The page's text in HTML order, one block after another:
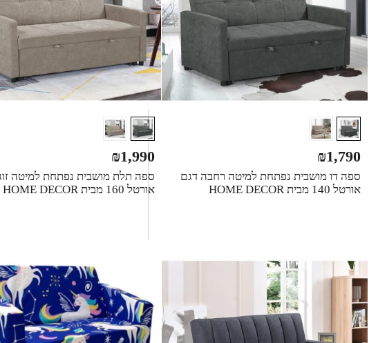
ספה דו מושבית נפתחת למיטה רחבה דגם
אורטל 140 מבית HOME DECOR
₪1,790
ספה תלת מושבית נפתחת למיטה
אורטל 160 מבית HOME DECOR
₪1,990